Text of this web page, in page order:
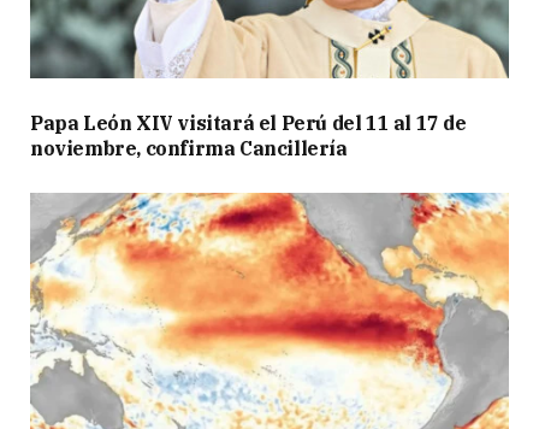
Papa León XIV visitará el Perú del 11 al 17 de
noviembre, confirma Cancillería